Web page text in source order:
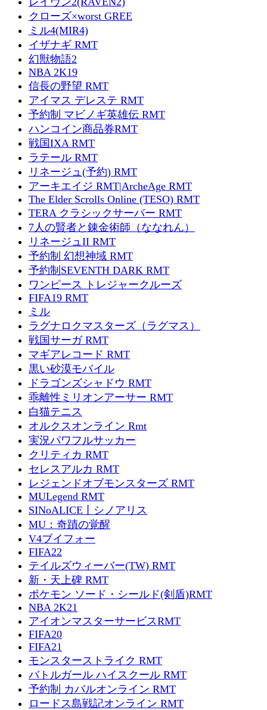
クローズ×worst GREE
ミル4(MIR4)
イザナギ RMT
幻獣物語2
NBA 2K19
信長の野望 RMT
アイマス デレステ RMT
予約制 マビノギ英雄伝 RMT
ハンコイン商品券RMT
戦国IXA RMT
ラテール RMT
リネージュ(予約) RMT
アーキエイジ RMT|ArcheAge RMT
The Elder Scrolls Online (TESO) RMT
TERA クラシックサーバー RMT
7人の賢者と錬金術師（ななれん）
リネージュII RMT
予約制 幻想神域 RMT
予約制SEVENTH DARK RMT
ワンピース トレジャークルーズ
FIFA19 RMT
ミル
ラグナロクマスターズ（ラグマス）
戦国サーガ RMT
マギアレコード RMT
黒い砂漠モバイル
ドラゴンズシャドウ RMT
乖離性ミリオンアーサー RMT
白猫テニス
オルクスオンライン Rmt
実況パワフルサッカー
クリティカ RMT
セレスアルカ RMT
レジェンドオブモンスターズ RMT
MULegend RMT
SINoALICE丨シノアリス
MU：奇蹟の覚醒
V4ブイフォー
FIFA22
テイルズウィーバー(TW) RMT
新・天上碑 RMT
ポケモン ソード・シールド(剣盾)RMT
NBA 2K21
アイオンマスターサービスRMT
FIFA20
FIFA21
モンスターストライク RMT
バトルガール ハイスクール RMT
予約制 カバルオンライン RMT
ロードス島戦記オンライン RMT